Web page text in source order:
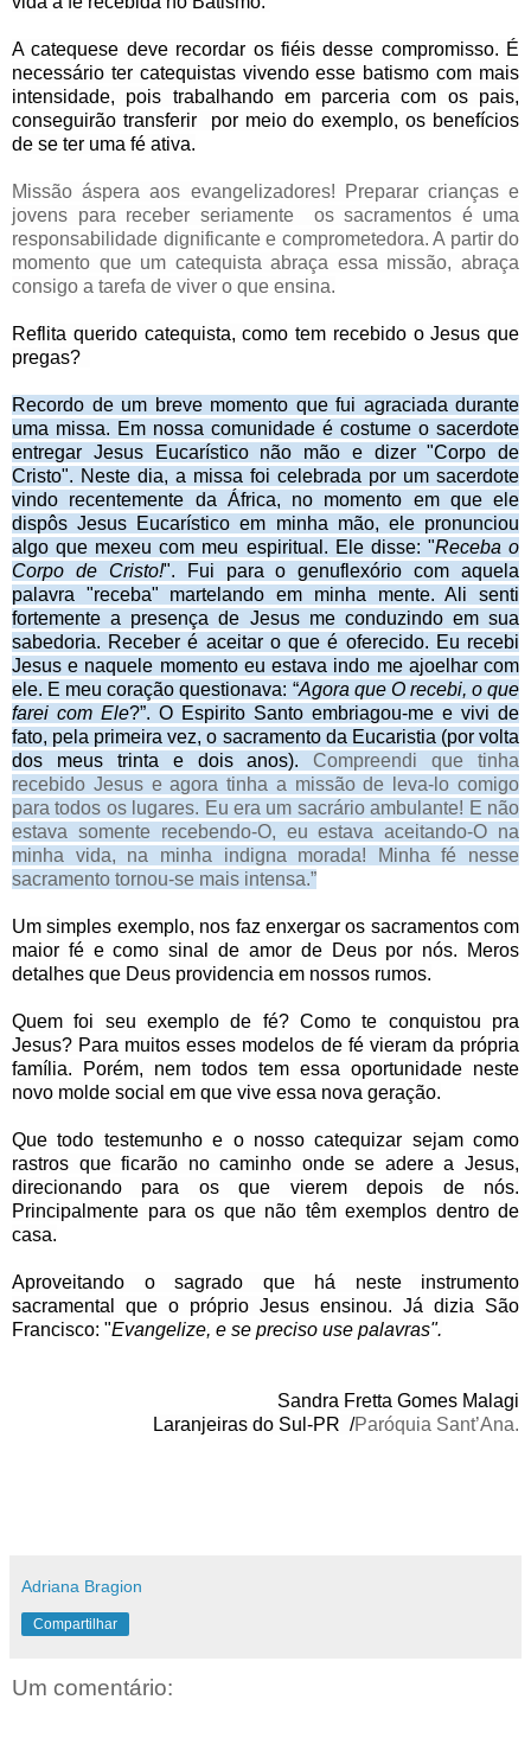
A catequese deve recordar os fiéis desse compromisso. É
necessário ter catequistas vivendo esse batismo com mais
intensidade, pois trabalhando em parceria com os pais,
conseguirão transferir por meio do exemplo, os benefícios
de se ter uma fé ativa.
Missão áspera aos evangelizadores! Preparar crianças e
jovens para receber seriamente os sacramentos é uma
responsabilidade dignificante e comprometedora. A partir do
momento que um catequista abraça essa missão, abraça
consigo a tarefa de viver o que ensina.
Reflita querido catequista, como tem recebido o Jesus que
pregas?
Recordo de um breve momento que fui agraciada durante
uma missa. Em nossa comunidade é costume o sacerdote
entregar Jesus Eucarístico não mão e dizer "Corpo de
Cristo". Neste dia, a missa foi celebrada por um sacerdote
vindo recentemente da África, no momento em que ele
dispôs Jesus Eucarístico em minha mão, ele pronunciou
algo que mexeu com meu espiritual. Ele disse: "Receba o
Corpo de Cristo!". Fui para o genuflexório com aquela
palavra "receba" martelando em minha mente. Ali senti
fortemente a presença de Jesus me conduzindo em sua
sabedoria. Receber é aceitar o que é oferecido. Eu recebi
Jesus e naquele momento eu estava indo me ajoelhar com
ele. E meu coração questionava: “Agora que O recebi, o que
farei com Ele?”. O Espirito Santo embriagou-me e vivi de
fato, pela primeira vez, o sacramento da Eucaristia (por volta
dos meus trinta e dois anos). Compreendi que tinha
recebido Jesus e agora tinha a missão de leva-lo comigo
para todos os lugares. Eu era um sacrário ambulante! E não
estava somente recebendo-O, eu estava aceitando-O na
minha vida, na minha indigna morada! Minha fé nesse
sacramento tornou-se mais intensa.”
Um simples exemplo, nos faz enxergar os sacramentos com
maior fé e como sinal de amor de Deus por nós. Meros
detalhes que Deus providencia em nossos rumos.
Quem foi seu exemplo de fé? Como te conquistou pra
Jesus? Para muitos esses modelos de fé vieram da própria
família. Porém, nem todos tem essa oportunidade neste
novo molde social em que vive essa nova geração.
Que todo testemunho e o nosso catequizar sejam como
rastros que ficarão no caminho onde se adere a Jesus,
direcionando para os que vierem depois de nós.
Principalmente para os que não têm exemplos dentro de
casa.
Aproveitando o sagrado que há neste instrumento
sacramental que o próprio Jesus ensinou. Já dizia São
Francisco: "Evangelize, e se preciso use palavras".
Sandra Fretta Gomes Malagi
Laranjeiras do Sul-PR /Paróquia Sant’Ana.
Adriana Bragion
Compartilhar
Um comentário: